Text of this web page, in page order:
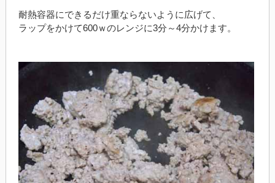
耐熱容器にできるだけ重ならないように広げて、
ラップをかけて600ｗのレンジに3分～4分かけます。